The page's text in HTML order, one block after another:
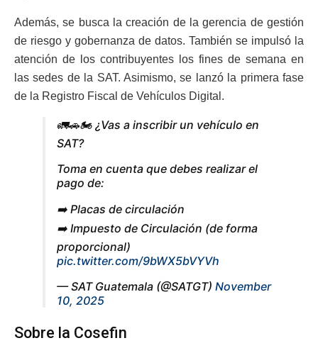
Además, se busca la creación de la gerencia de gestión
de riesgo y gobernanza de datos. También se impulsó la
atención de los contribuyentes los fines de semana en
las sedes de la SAT. Asimismo, se lanzó la primera fase
de la Registro Fiscal de Vehículos Digital.
🚛🚗🏍️ ¿Vas a inscribir un vehículo en
SAT?
Toma en cuenta que debes realizar el
pago de:
➡️ Placas de circulación
➡️ Impuesto de Circulación (de forma
proporcional)
pic.twitter.com/9bWX5bVYVh
— SAT Guatemala (@SATGT) November
10, 2025
Sobre la Cosefin